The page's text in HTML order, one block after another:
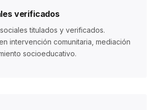
verificados
titulados y verificados.
intervención comunitaria, mediación
socioeducativo.